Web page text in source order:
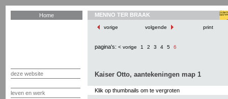
Home
deze website
leven en werk
MENNO TER BRAAK
vorige volgende print
pagina's: < vorige 1 2 3 4 5 6
Kaiser Otto, aantekeningen map 1
Klik op thumbnails om te vergroten